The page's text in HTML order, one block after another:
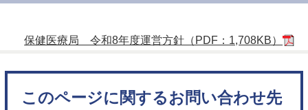
保健医療局 令和8年度運営方針（PDF：1,708KB）
このページに関するお問い合わせ先